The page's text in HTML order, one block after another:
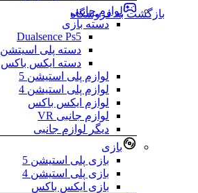
بازگشت به فروشگاه
لوازم جانبی
دسته بازی
Dualsence Ps5
دسته پلی اسیتشن 4
دسته ایکس باکس
لوازم پلی استیشن 5
لوازم پلی استیشن 4
لوازم ایکس باکس
لوازم جانبی VR
دیگر لوازم جانبی
بازی
بازی پلی استیشن 5
بازی پلی استیشن 4
بازی ایکس باکس